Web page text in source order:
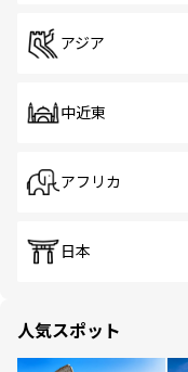
アジア
中近東
アフリカ
日本
人気スポット